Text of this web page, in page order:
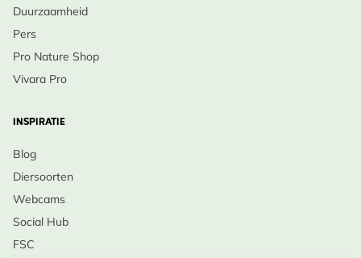
Duurzaamheid
Pers
Pro Nature Shop
Vivara Pro
INSPIRATIE
Blog
Diersoorten
Webcams
Social Hub
FSC